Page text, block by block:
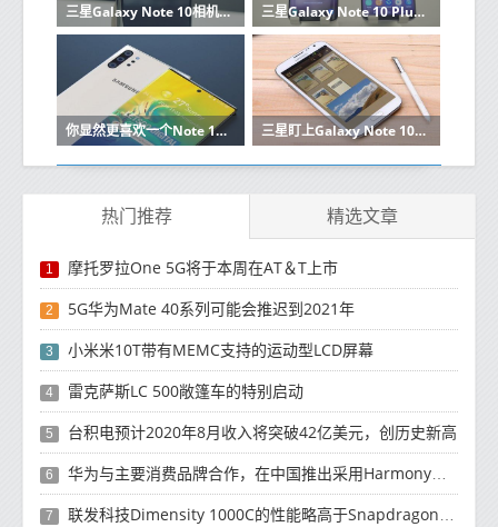
三星Galaxy Note 10相机测试继续进行 三星Galaxy Note 10 Plus获得了糟糕的可修复性评分
你显然更喜欢一个Note 10型号而不是另一个 三星盯上Galaxy Note 10A系列成功在收益低迷之后
热门推荐 精选文章
1 摩托罗拉One 5G将于本周在AT＆T上市
2 5G华为Mate 40系列可能会推迟到2021年
3 小米米10T带有MEMC支持的运动型LCD屏幕
4 雷克萨斯LC 500敞篷车的特别启动
5 台积电预计2020年8月收入将突破42亿美元，创历史新高
6 华为与主要消费品牌合作，在中国推出采用HarmonyOS 2.0的智能家居产品
7 联发科技Dimensity 1000C的性能略高于Snapdragon 765G